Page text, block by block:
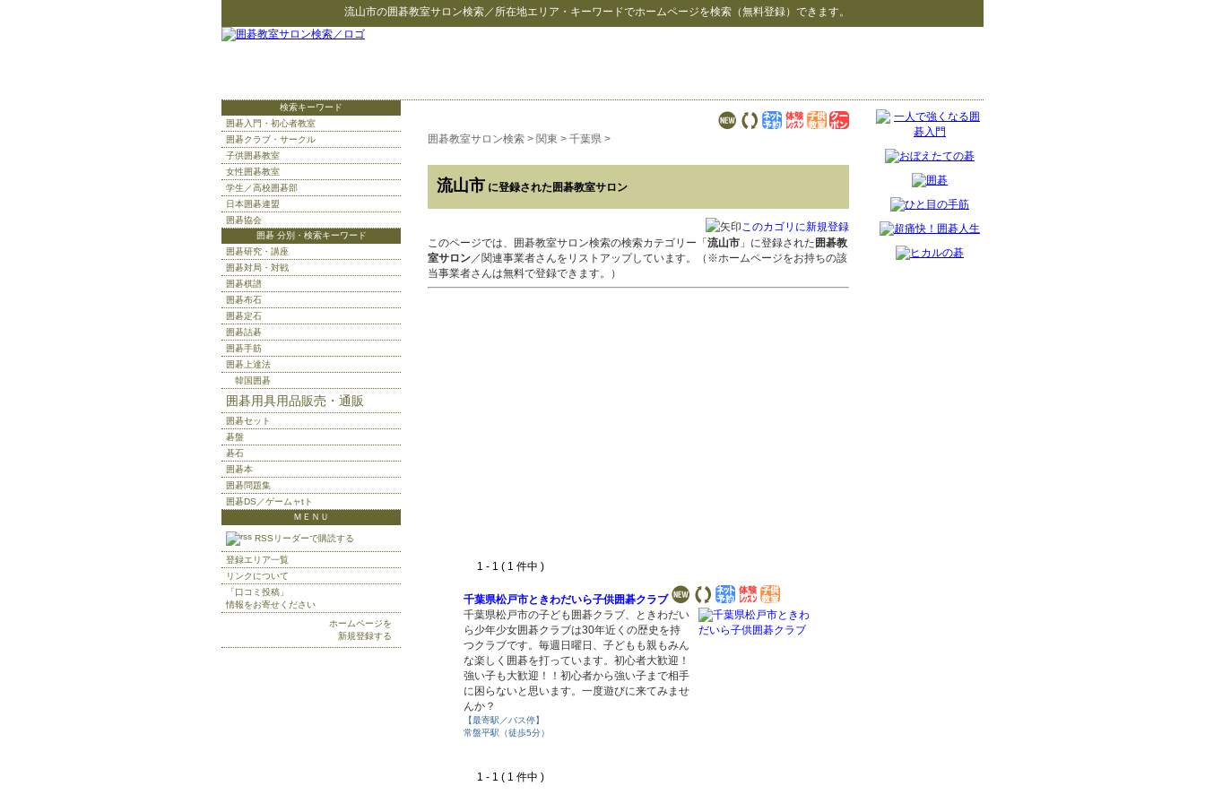
流山市の囲碁教室サロン検索／所在地エリア・キーワードでホームページを検索（無料登録）できます。
囲碁教室サロン検索 > 関東 > 千葉県 >
流山市 に登録された囲碁教室サロン
このカゴリに新規登録
このページでは、囲碁教室サロン検索の検索カテゴリー「 流山市 」に登録された 囲碁教
室サロン／関連事業者さんをリストアップしています。（※ホームページをお持ちの該
当事業者さんは無料で登録できます。）
1 - 1 ( 1 件中 )
千葉県松戸市ときわだいら子供囲碁クラブ
千葉県松戸市の子ども囲碁クラブ、ときわだい
ら少年少女囲碁クラブは30年近くの歴史を持
つクラブです。毎週日曜日、子どもも親もみん
な楽しく囲碁を打っています。初心者大歓迎！
強い子も大歓迎！！初心者から強い子まで相手
に困らないと思います。一度遊びに来てみませ
んか？
【最寄駅／バス停】
常盤平駅（徒歩5分）
1 - 1 ( 1 件中 )
検索キーワード
囲碁入門・初心者教室
囲碁クラブ・サークル
子供囲碁教室
女性囲碁教室
学生／高校囲碁部
日本囲碁連盟
囲碁協会
囲碁 分別・検索キーワード
囲碁研究・講座
囲碁対局・対戦
囲碁棋譜
囲碁布石
囲碁定石
囲碁詰碁
囲碁手筋
囲碁上達法
韓国囲碁
囲碁用具用品販売・通販
囲碁セット
碁盤
碁石
囲碁本
囲碁問題集
囲碁DS／ゲームャtト
ＭＥＮＵ
RSSリーダーで購読する
登録エリア一覧
リンクについて
「口コミ投稿」
情報をお寄せください
ホームページを
新規登録する